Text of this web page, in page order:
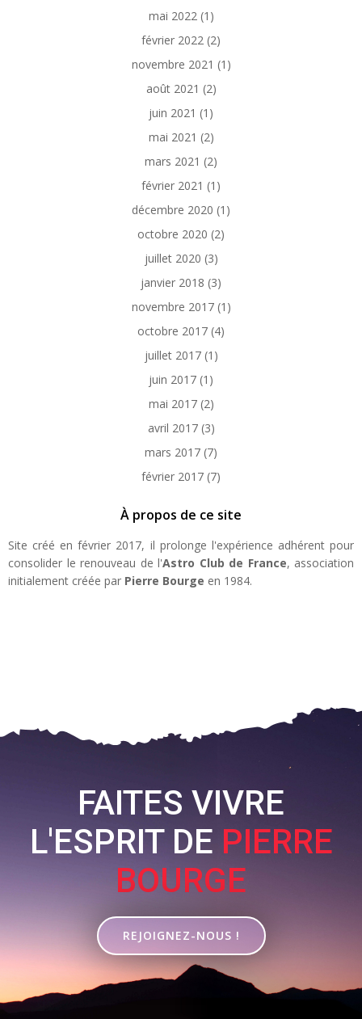
mai 2022(1)
février 2022 (2)
novembre 2021 (1)
août 2021 (2)
juin 2021 (1)
mai 2021 (2)
mars 2021 (2)
février 2021 (1)
décembre 2020 (1)
octobre 2020 (2)
juillet 2020 (3)
janvier 2018 (3)
novembre 2017(1)
octobre 2017 (4)
juillet 2017(1)
juin 2017 (1)
mai 2017(2)
avril 2017(3)
mars 2017 (7)
février 2017 (7)
À propos de ce site
Site créé en février 2017, il prolonge l'expérience adhérent pour
consolider le renouveau de l'Astro Club de France, association
initialement créée par Pierre Bourge en 1984.
FAITES VIVRE
L'ESPRIT DE PIERRE
BOURGE
REJOIGNEZ-NOUS !